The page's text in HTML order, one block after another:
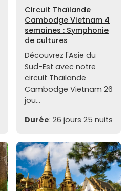
Circuit Thaïlande
Cambodge Vietnam 4
semaines : Symphonie
de cultures
Découvrez l'Asie du
Sud-Est avec notre
circuit Thaïlande
Cambodge Vietnam 26
jou...
Durée: 26 jours 25 nuits